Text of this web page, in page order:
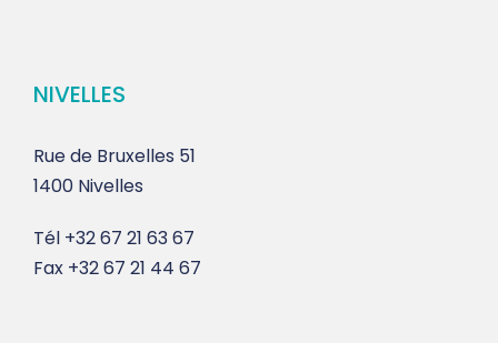
NIVELLES
Rue de Bruxelles 51
1400 Nivelles
Tél +32 67 21 63 67
Fax +32 67 21 44 67